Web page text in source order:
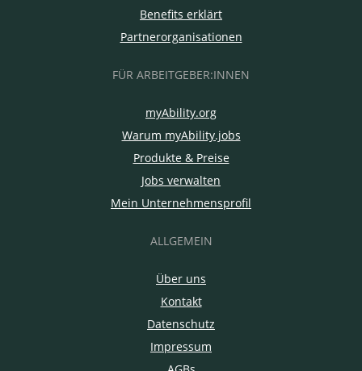
Benefits erklärt
Partnerorganisationen
FÜR ARBEITGEBER:INNEN
myAbility.org
Warum myAbility.jobs
Produkte & Preise
Jobs verwalten
Mein Unternehmensprofil
ALLGEMEIN
Über uns
Kontakt
Datenschutz
Impressum